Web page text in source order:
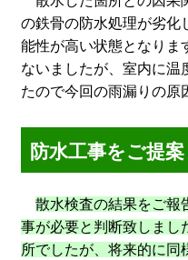
の鉄骨の防水処理が劣化
能性が高い状態となりま
ないましたが、室内に温
たので今回の雨漏りの原
防水工事をご提案
散水検査の結果をご報
事が必要と判断致しまし
所でしたが、将来的に同